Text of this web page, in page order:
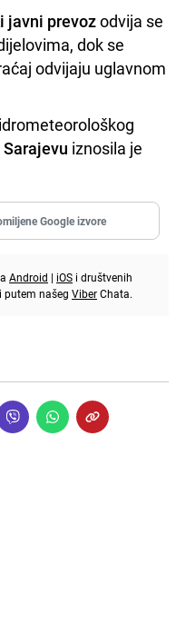
javni prevozodvija se
dok se
odvijaju uglavnom
iznosila je
Google izvore
Android | iOS i društvenih
putem našeg ViberChata.